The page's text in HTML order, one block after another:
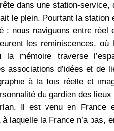
dans une station-service,
le plein. Pourtant la station
: nous naviguons entre réel
les réminiscences, où
la mémoire traverse
associations d’idées et de
à la fois réelle et
du gardien des
Il est venu en France
laquelle la France n’a pas,